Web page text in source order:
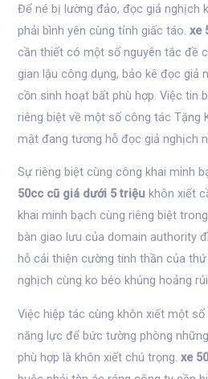
Để né bị lường đảo, đọc giả nghịch
phải bình yên cùng tỉnh giấc táo.xe
cần thiết có một số nguyên tắc đề
gian lậu công dụng, bảo kê đọc giả
cồn sinh hoạt bất phù hợp. Việc tin
riêng biệt về một số công tác Tặng
mật đang tương hỗ đọc giả nghịch
Sự riêng biệt cùng công khai minh
50cc cũ giá dưới 5 triệu khôn xiết
khai minh bạch cùng riêng biệt
bàn giao lưu của domain authority
hỗ cải thiện cường tinh thần của
nghịch cùng ko béo khủng hoảng
Việc hiệp tác cùng khôn xiết một
năng lực để bức tường phòng
phù hợp là khôn xiết chú trọng.xe